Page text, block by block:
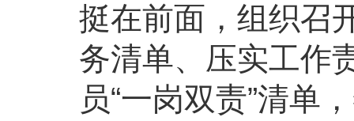
挺在前面，组织召
务清单、压实工作
员“一岗双责”清单